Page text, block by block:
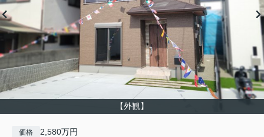
【外観】
価格 2,580万円